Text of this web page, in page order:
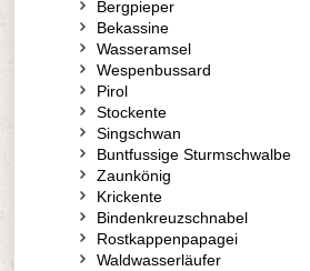
Bergpieper
Bekassine
Wasseramsel
Wespenbussard
Pirol
Stockente
Singschwan
Buntfussige Sturmschwalbe
Zaunkönig
Krickente
Bindenkreuzschnabel
Rostkappenpapagei
Waldwasserläufer